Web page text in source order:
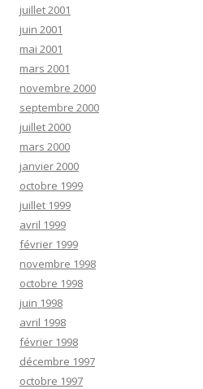
juillet 2001
juin 2001
mai 2001
mars 2001
novembre 2000
septembre 2000
juillet 2000
mars 2000
janvier 2000
octobre 1999
juillet 1999
avril 1999
février 1999
novembre 1998
octobre 1998
juin 1998
avril 1998
février 1998
décembre 1997
octobre 1997